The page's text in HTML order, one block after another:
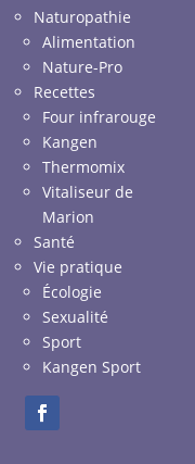
Naturopathie
Alimentation
Nature-Pro
Recettes
Four infrarouge
Kangen
Thermomix
Vitaliseur de
Marion
Santé
Vie pratique
Écologie
Sexualité
Sport
Kangen Sport